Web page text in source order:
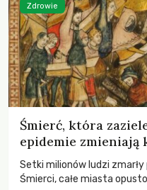
Śmierć, która
epidemie zmieniają
Setki milionów ludzi
Śmierci, całe miasta
Zdrowie